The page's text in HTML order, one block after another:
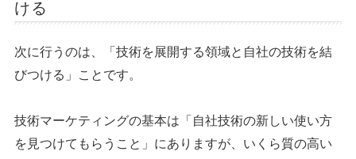
ける
次に行うのは、「技術を展開する領域と自社の技術を結
びつける」ことです。
技術マーケティングの基本は「自社技術の新しい使い方
を見つけてもらうこと」にありますが、いくら質の高い